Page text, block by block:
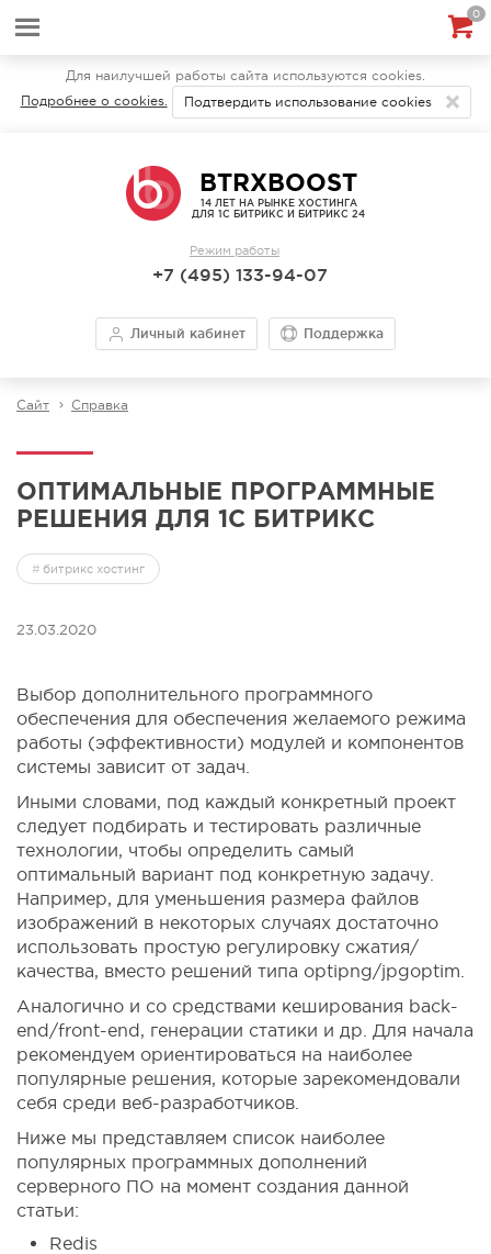
Для наилучшей работы сайта используются cookies.
Подробнее о cookies.
Подтвердить использование cookies
BTRXBOOST
14 ЛЕТ НА РЫНКЕ ХОСТИНГА
ДЛЯ 1С БИТРИКС И БИТРИКС 24
Режим работы
+7 (495) 133-94-07
Личный кабинет Поддержка
Сайт Справка
ОПТИМАЛЬНЫЕ ПРОГРАММНЫЕ
РЕШЕНИЯ ДЛЯ 1С БИТРИКС
битрикс хостинг
23.03.2020
Выбор дополнительного программного
обеспечения для обеспечения желаемого режима
работы (эффективности) модулей и компонентов
системы зависит от задач.
Иными словами, под каждый конкретный проект
следует подбирать и тестировать различные
технологии, чтобы определить самый
оптимальный вариант под конкретную задачу.
Например, для уменьшения размера файлов
изображений в некоторых случаях достаточно
использовать простую регулировку сжатия/
качества, вместо решений типа optipng/jpgoptim.
Аналогично и со средствами кеширования back-
end/front-end, генерации статики и др. Для начала
рекомендуем ориентироваться на наиболее
популярные решения, которые зарекомендовали
себя среди веб-разработчиков.
Ниже мы представляем список наиболее
популярных программных дополнений
серверного ПО на момент создания данной
статьи:
Redis
0